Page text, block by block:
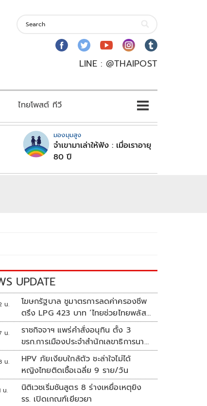
LINE : @THAIPOST
ไทยโพสต์ ทีวี
มองมุมสูง
จำเขามาเล่าให้ฟัง : เมื่อเราอายุ
80 ปี
UPDATE
น.
โฆษกรัฐบาล ชูมาตรการลดค่าครองชีพ
ตรึง LPG 423 บาท ‘ไทยช่วยไทยพลัส’
ดันเงินหมุนแสนล้าน
น.
ราชกิจจาฯ แพร่คำสั่งอนุทิน ตั้ง 3
ขรก.การเมืองประจำสำนักเลขาธิการนา
ยกฯ
น.
HPV ภัยเงียบใกล้ตัว ชะล่าใจไม่ได้
หญิงไทยติดเชื้อเฉลี่ย 9 ราย/วัน
น.
นิติเวชเริ่มชันสูตร 8 ร่างเหยื่อเหตุยิง
รร. เปิดเกณฑ์เยียวยา